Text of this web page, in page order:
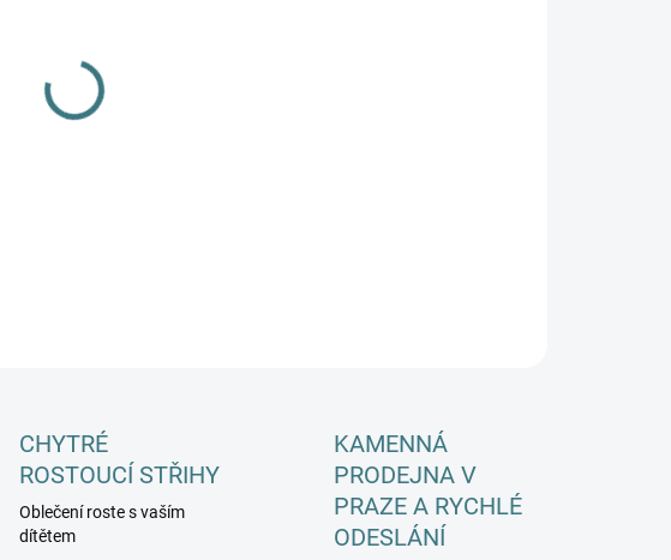
CHYTRÉ
ROSTOUCÍ STŘIHY
Oblečení roste s vaším
dítětem
KAMENNÁ
PRODEJNA V
PRAZE A RYCHLÉ
ODESLÁNÍ